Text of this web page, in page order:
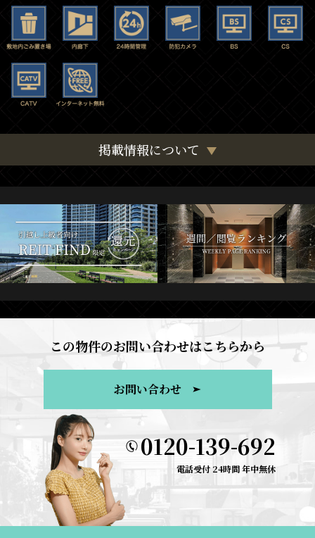
掲載情報について
この物件のお問い合わせはこちらから
お問い合わせ
0120-139-692
電話受付 24時間 年中無休